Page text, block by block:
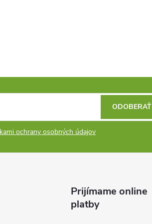
ochrany osobných údajov
ODOBERAŤ
Prijímame online
platby